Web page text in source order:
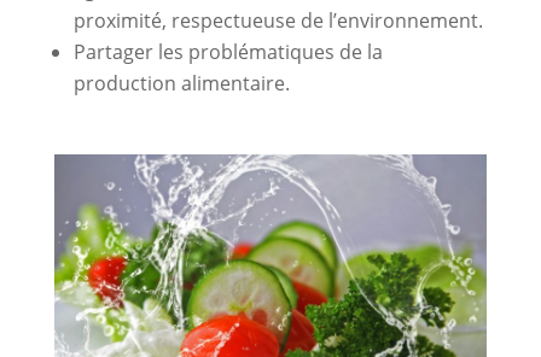
proximité, respectueuse de l’environnement.
Partager les problématiques de la
production alimentaire.